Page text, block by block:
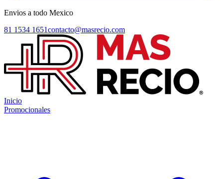
Envios a todo Mexico
81 1534 1651contacto@masrecio.com
Inicio
Promocionales